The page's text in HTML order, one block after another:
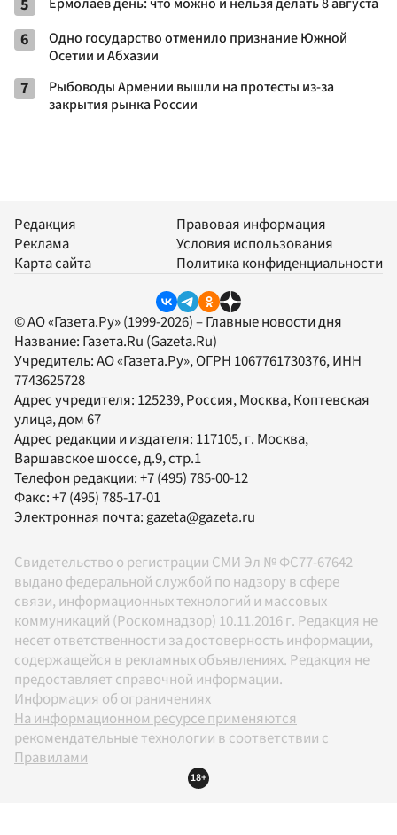
5
6
Одно государство отменило признание Южной
Осетии и Абхазии
7
Рыбоводы Армении вышли на протесты из-за
закрытия рынка России
Редакция
Реклама
Карта сайта
Правовая информация
Условия использования
Политика конфиденциальности
© АО «Газета.Ру» (1999-2026) – Главные новости дня
Название: Газета.Ru (Gazeta.Ru)
Учредитель:АО «Газета.Ру», ОГРН 1067761730376, ИНН
7743625728
Адрес учредителя: 125239, Россия, Москва, Коптевская
улица, дом 67
Адрес редакции и издателя: 117105, г. Москва,
Варшавское шоссе, д.9, стр.1
Телефон редакции:+7 (495) 785-00-12
Факс:+7 (495) 785-17-01
Электронная почта:gazeta@gazeta.ru
Свидетельство о регистрации СМИ Эл № ФС77-67642
выдано федеральной службой по надзору в сфере
связи, информационных технологий и массовых
коммуникаций (Роскомнадзор) 10.11.2016 г. Редакция не
несет ответственности за достоверность информации,
содержащейся в рекламных объявлениях. Редакция не
предоставляет справочной информации.
Информация об ограничениях
На информационном ресурсе применяются
рекомендательные технологии в соответствии с
Правилами
18+